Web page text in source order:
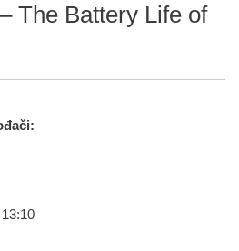
The Battery Life of